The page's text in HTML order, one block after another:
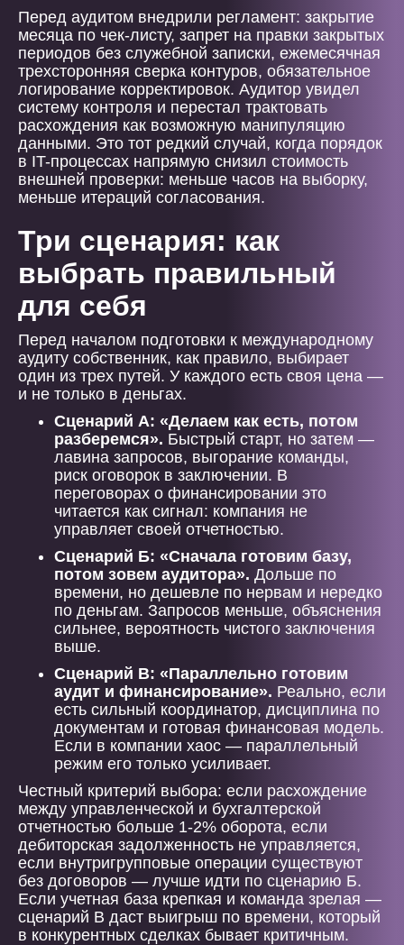
Перед аудитом внедрили регламент: закрытие
месяца по чек-листу, запрет на правки закрытых
периодов без служебной записки, ежемесячная
трехсторонняя сверка контуров, обязательное
логирование корректировок. Аудитор увидел
систему контроля и перестал трактовать
расхождения как возможную манипуляцию
данными. Это тот редкий случай, когда порядок
в IT-процессах напрямую снизил стоимость
внешней проверки: меньше часов на выборку,
меньше итераций согласования.
Три сценария: как
выбрать правильный
для себя
Перед началом подготовки к международному
аудиту собственник, как правило, выбирает
один из трех путей. У каждого есть своя цена —
и не только в деньгах.
Сценарий А: «Делаем как есть, потом
разберемся». Быстрый старт, но затем —
лавина запросов, выгорание команды,
риск оговорок в заключении. В
переговорах о финансировании это
читается как сигнал: компания не
управляет своей отчетностью.
Сценарий Б: «Сначала готовим базу,
потом зовем аудитора». Дольше по
времени, но дешевле по нервам и нередко
по деньгам. Запросов меньше, объяснения
сильнее, вероятность чистого заключения
выше.
Сценарий В: «Параллельно готовим
аудит и финансирование». Реально, если
есть сильный координатор, дисциплина по
документам и готовая финансовая модель.
Если в компании хаос — параллельный
режим его только усиливает.
Честный критерий выбора: если расхождение
между управленческой и бухгалтерской
отчетностью больше 1-2% оборота, если
дебиторская задолженность не управляется,
если внутригрупповые операции существуют
без договоров — лучше идти по сценарию Б.
Если учетная база крепкая и команда зрелая —
сценарий В даст выигрыш по времени, который
в конкурентных сделках бывает критичным.